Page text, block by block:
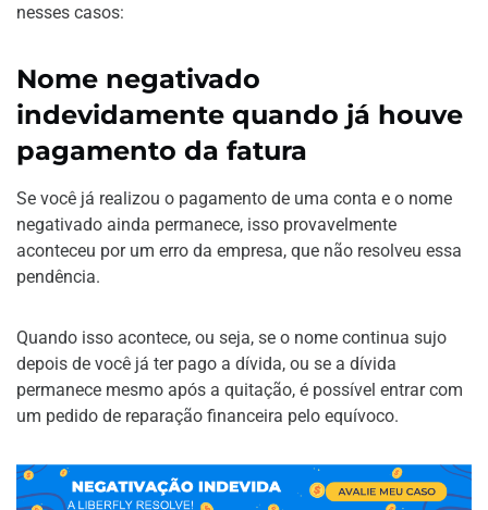
nesses casos:
Nome negativado
indevidamente quando já houve
pagamento da fatura
Se você já realizou o pagamento de uma conta e o nome
negativado ainda permanece, isso provavelmente
aconteceu por um erro da empresa, que não resolveu essa
pendência.
Quando isso acontece, ou seja, se o nome continua sujo
depois de você já ter pago a dívida, ou se a dívida
permanece mesmo após a quitação, é possível entrar com
um pedido de reparação financeira pelo equívoco.